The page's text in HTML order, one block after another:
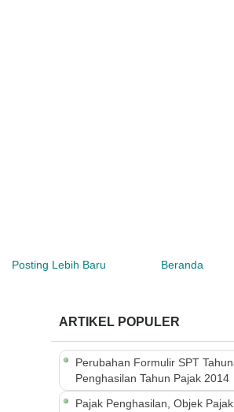
Posting Lebih Baru Beranda
ARTIKEL POPULER
Perubahan Formulir SPT
Penghasilan Tahun Pajak 2014
Pajak Penghasilan, Objek